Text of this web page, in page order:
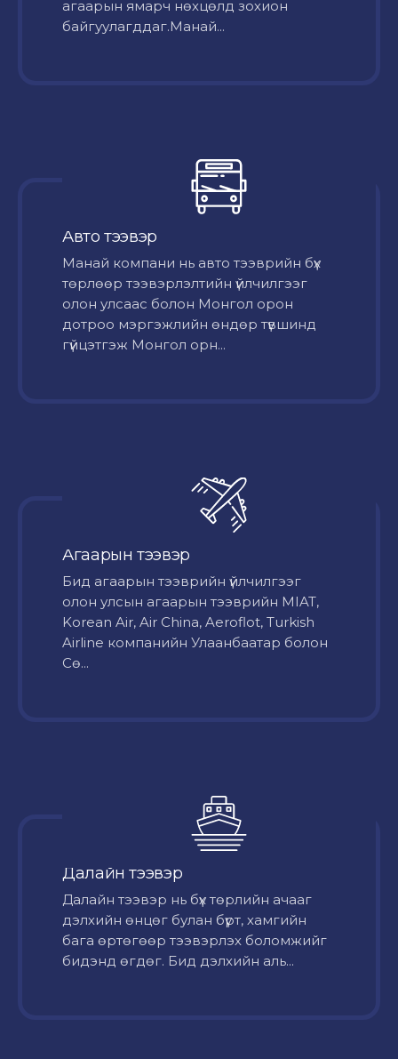
агаарын ямарч нөхцөлд зохион
байгуулагддаг.Манай...
Авто тээвэр
Mанай компани нь авто тээврийн бүх
төрлөөр тээвэрлэлтийн үйлчилгээг
олон улсаас болон Монгол орон
дотроо мэргэжлийн өндөр түвшинд
гүйцэтгэж Монгол орн...
Агаарын тээвэр
Бид агаарын тээврийн үйлчилгээг
олон улсын агаарын тээврийн MIAT,
Korean Air, Air China, Aeroflot, Turkish
Airline компанийн Улаанбаатар болон
Сө...
Далайн тээвэр
Далайн тээвэр нь бүх төрлийн ачааг
дэлхийн өнцөг булан бүрт, хамгийн
бага өртөгөөр тээвэрлэх боломжийг
бидэнд өгдөг. Бид дэлхийн аль...